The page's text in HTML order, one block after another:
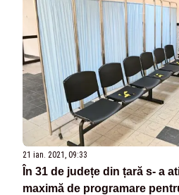
21 ian. 2021, 09:33
În 31 de județe din țară s- a
maximă de programare